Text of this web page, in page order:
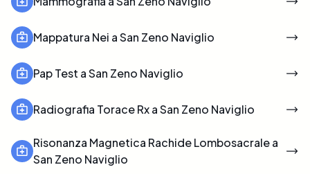
Mappatura Nei a San Zeno Naviglio
Pap Test a San Zeno Naviglio
Radiografia Torace Rx a San Zeno Naviglio
Risonanza Magnetica Rachide Lombosacrale a
San Zeno Naviglio